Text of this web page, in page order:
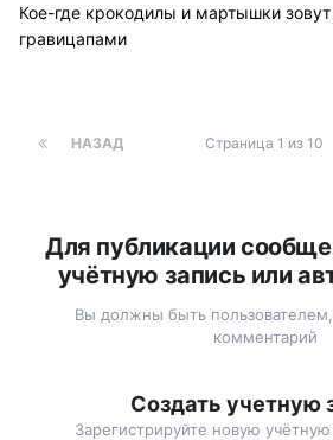
Кое-где крокодилы и мартышки
гравицапами
НАЗАД Страница 1 из 10
Для публикации
учётную запись или
Вы должны быть пользователем,
комментарий
Создать учетную
Зарегистрируйте новую